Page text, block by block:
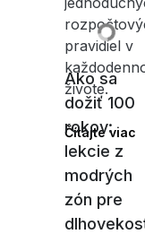
pravidiel v
živote.
Čítajte viac
Ako sa
dožiť 100
rokov:
lekcie z
modrých
zón pre